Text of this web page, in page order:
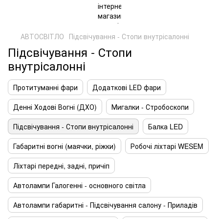
АВТОСВІТЛО Підсвічування - Стопи внутрісалонні
Підсвічування - Стопи
внутрісалонні
Протитуманні фари
Додаткові LЕD фари
Денні Ходові Вогні (ДХО)
Мигалки - Стробоскопи
Підсвічування - Стопи внутрісалонні
Балка LED
Габаритні вогні (маячки, ріжки)
Робочі ліхтарі WESEM
Ліхтарі передні, задні, причіп
Автолампи Галогенні - основного світла
Автолампи габаритні - Підсвічування салону - Приладів